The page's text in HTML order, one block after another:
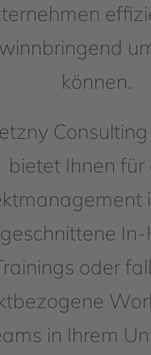
können.
bietet Ihnen für
oder
in Ihrem